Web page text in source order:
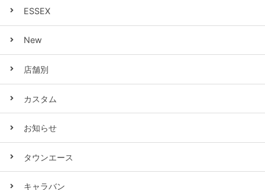
ESSEX
New
店舗別
カスタム
お知らせ
タウンエース
キャラバン